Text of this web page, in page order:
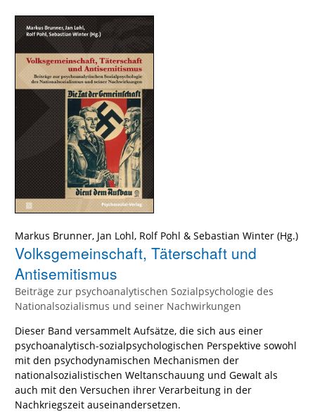
Markus Brunner, Jan Lohl, Rolf Pohl & Sebastian Winter (Hg.)
Volksgemeinschaft, Täterschaft und
Antisemitismus
Beiträge zur psychoanalytischen Sozialpsychologie des
Nationalsozialismus und seiner Nachwirkungen
Dieser Band versammelt Aufsätze, die sich aus einer
psychoanalytisch-sozialpsychologischen Perspektive sowohl
mit den psychodynamischen Mechanismen der
nationalsozialistischen Weltanschauung und Gewalt als
auch mit den Versuchen ihrer Verarbeitung in der
Nachkriegszeit auseinandersetzen.